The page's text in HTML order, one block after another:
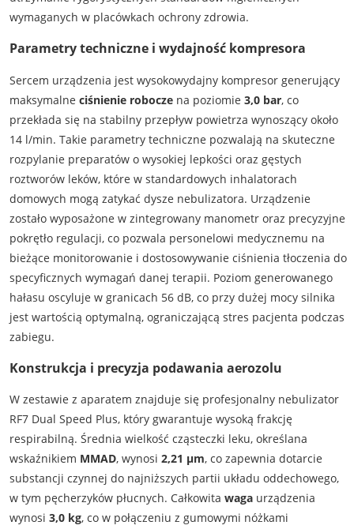
wymaganych w placówkach ochrony zdrowia.
Parametry techniczne i wydajność kompresora
Sercem urządzenia jest wysokowydajny kompresor generujący
maksymalne ciśnienie roboczena poziomie 3,0 bar, co
przekłada się na stabilny przepływ powietrza wynoszący około
14 l/min. Takie parametry techniczne pozwalają na skuteczne
rozpylanie preparatów o wysokiej lepkości oraz gęstych
roztworów leków, które w standardowych inhalatorach
domowych mogą zatykać dysze nebulizatora. Urządzenie
zostało wyposażone w zintegrowany manometr oraz precyzyjne
pokrętło regulacji, co pozwala personelowi medycznemu na
bieżące monitorowanie i dostosowywanie ciśnienia tłoczenia do
specyficznych wymagań danej terapii. Poziom generowanego
hałasu oscyluje w granicach 56 dB, co przy dużej mocy silnika
jest wartością optymalną, ograniczającą stres pacjenta podczas
zabiegu.
Konstrukcja i precyzja podawania aerozolu
W zestawie z aparatem znajduje się profesjonalny nebulizator
RF7 Dual Speed Plus, który gwarantuje wysoką frakcję
respirabilną. Średnia wielkość cząsteczki leku, określana
wskaźnikiem MMAD, wynosi 2,21 µm, co zapewnia dotarcie
substancji czynnej do najniższych partii układu oddechowego,
w tym pęcherzyków płucnych. Całkowita wagaurządzenia
wynosi 3,0 kg, co w połączeniu z gumowymi nóżkami